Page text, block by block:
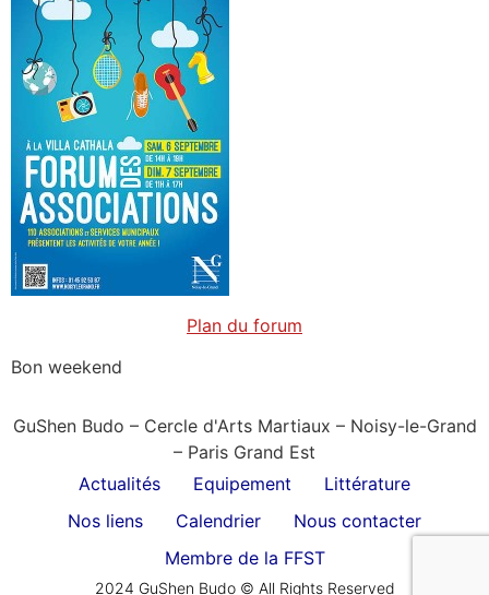
Plan du forum
Bon weekend
GuShen Budo – Cercle d'Arts Martiaux – Noisy-le-Grand
– Paris Grand Est
Actualités
Equipement
Littérature
Nos liens
Calendrier
Nous contacter
Membre de la FFST
2024 GuShen Budo © All Rights Reserved